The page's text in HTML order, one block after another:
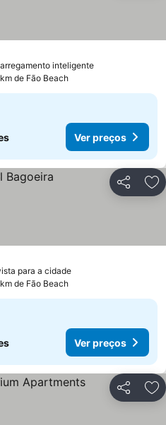
inteligente
de Fão Beach
Ver preços
Partilhar
para a cidade
de Fão Beach
Ver preços
Partilhar